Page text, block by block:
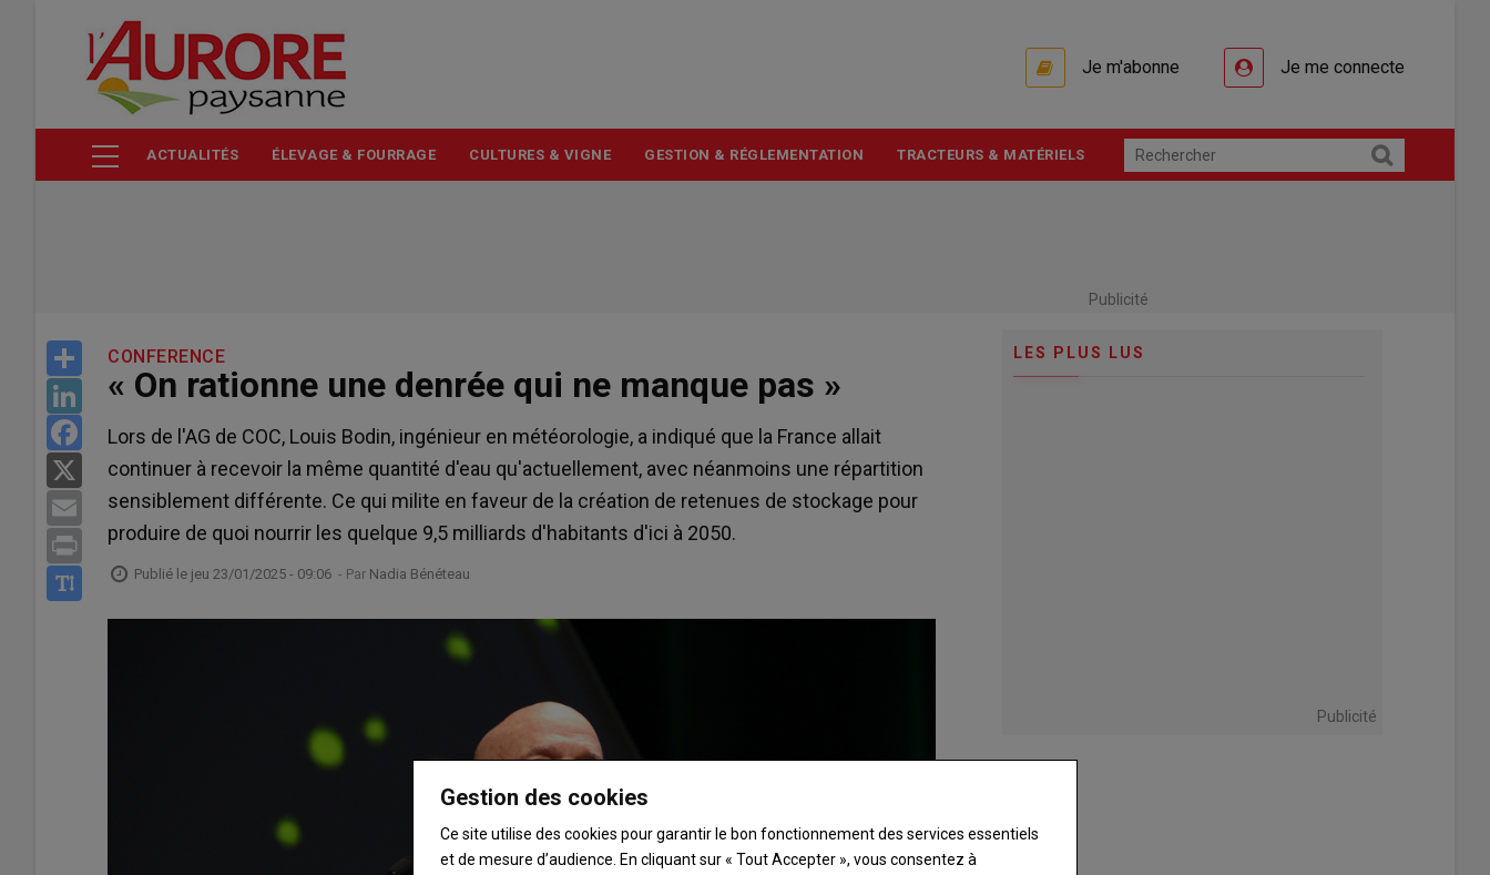
contenu
Je m'abonne Je me connecte
ACTUALITÉS ÉLEVAGE & FOURRAGE CULTURES & VIGNE GESTION & RÉGLEMENTATION TRACTEURS & MATÉRIELS
Publicité
Share
LinkedIn
Facebook
Email
Print
CONFERENCE
« On rationne une denrée qui ne manque pas »
Lors de l'AG de COC, Louis Bodin, ingénieur en météorologie, a indiqué que la France allait
continuer à recevoir la même quantité d'eau qu'actuellement, avec néanmoins une répartition
sensiblement différente. Ce qui milite en faveur de la création de retenues de stockage pour
produire de quoi nourrir les quelque 9,5 milliards d'habitants d'ici à 2050.
Publié le jeu 23/01/2025 - 09:06 - Par Nadia Bénéteau
LES PLUS LUS
Publicité
Gestion des cookies
Ce site utilise des cookies pour garantir le bon fonctionnement des services essentiels
et de mesure d’audience. En cliquant sur « Tout Accepter », vous consentez à